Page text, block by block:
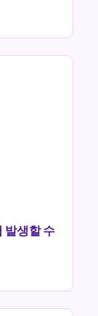
발생할 수